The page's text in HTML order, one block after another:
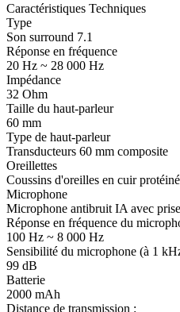
Caractéristiques Techniques
Type
Son surround 7.1
Réponse en fréquence
20 Hz ~ 28 000 Hz
Impédance
32 Ohm
Taille du haut-parleur
60 mm
Type de haut-parleur
Transducteurs 60 mm composite
Oreillettes
Coussins d'oreilles en cuir protéiné
Microphone
Microphone antibruit IA avec
Réponse en fréquence du
100 Hz ~ 8 000 Hz
Sensibilité du microphone (à 1
99 dB
Batterie
2000 mAh
Distance de transmission :